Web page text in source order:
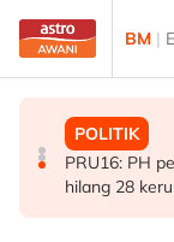
Skip to main content
BM |
MALAYSIA
KESUMA
ADTEC-ITE
MALAYSIA
Tiga lelaki
seksual OKU
POLITIK
PRU16: PH
hilang 28